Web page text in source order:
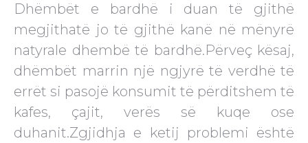
Dhëmbët e bardhë i duan të gjithë
megjithatë jo të gjithë kanë në mënyrë
natyrale dhembë të bardhë.Përveç kësaj,
dhëmbët marrin një ngjyrë të verdhë të
errët si pasojë konsumit të përditshem të
kafes, çajit, verës së kuqe ose
duhanit.Zgjidhja e ketij problemi është